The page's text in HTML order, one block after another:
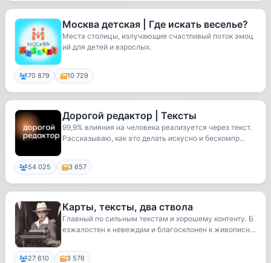
Москва детская | Где искать веселье?
Места столицы, излучающие счастливый поток эмоц
ий для детей и взрослых.
70 879 10 729
Дорогой редактор | Тексты
99,9% влияния на человека реализуется через текст.
Рассказываю, как это делать искусно и бескомпр...
54 025 3 657
Карты, тексты, два ствола
Главный по сильным текстам и хорошему контенту. Б
езжалостен к невеждам и благосклонен к живописн
27 610 3 576